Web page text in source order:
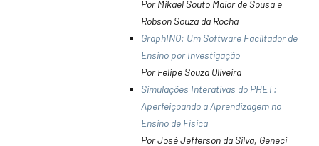
Por Mikael Souto Maior de Sousa e
Robson Souza da Rocha
GraphINO: Um Software Faciltador de
Ensino por Investigação
Por Felipe Souza Oliveira
Simulações Interativas do PHET:
Aperfeiçoando a Aprendizagem no
Ensino de Física
Por José Jefferson da Silva, Geneci